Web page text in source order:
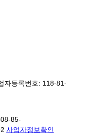
등록번호: 118-81-
85-
사업자정보확인